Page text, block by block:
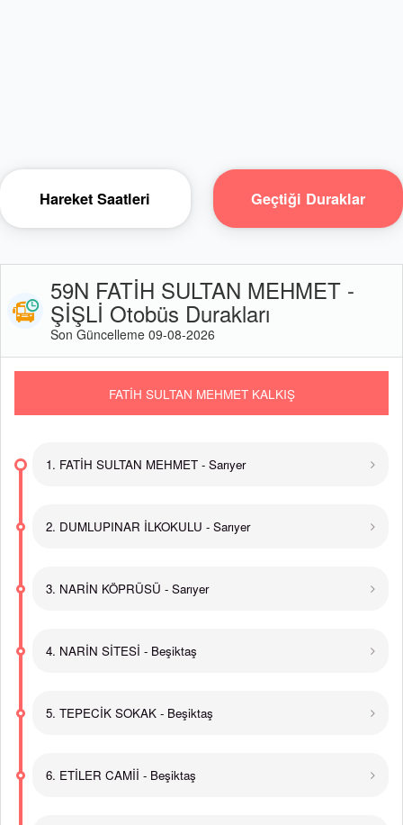
Hareket Saatleri Geçtiği Duraklar
59N FATİH SULTAN MEHMET -
ŞİŞLİ Otobüs Durakları
Son Güncelleme 09-08-2026
FATİH SULTAN MEHMET KALKIŞ
1. FATİH SULTAN MEHMET - Sarıyer
2. DUMLUPINAR İLKOKULU - Sarıyer
3. NARİN KÖPRÜSÜ - Sarıyer
4. NARİN SİTESİ - Beşiktaş
5. TEPECİK SOKAK - Beşiktaş
6. ETİLER CAMİİ - Beşiktaş